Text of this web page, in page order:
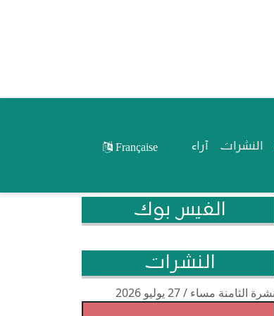
النشرات آراء Française
الفيس بوك
النشرات
نشرة الثامنة مساء / 27 يوليو 2026